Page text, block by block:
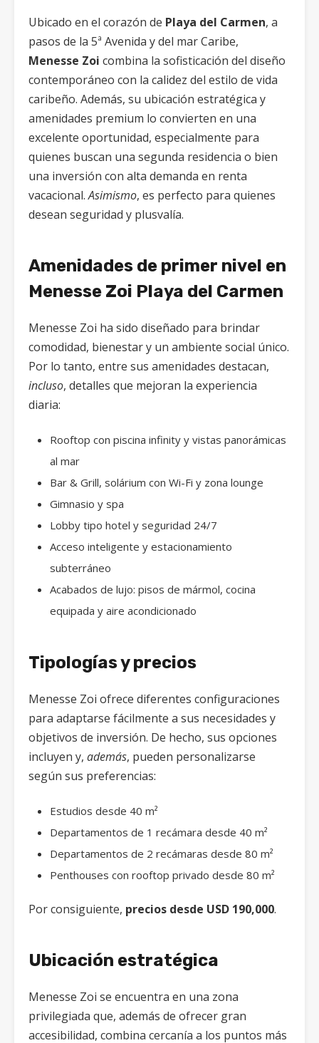
Ubicado en el corazón de Playa del Carmen, a
pasos de la 5ª Avenida y del mar Caribe,
Menesse Zoi combina la sofisticación del diseño
contemporáneo con la calidez del estilo de vida
caribeño. Además, su ubicación estratégica y
amenidades premium lo convierten en una
excelente oportunidad, especialmente para
quienes buscan una segunda residencia o bien
una inversión con alta demanda en renta
vacacional.Asimismo, es perfecto para quienes
desean seguridad y plusvalía.
Amenidades de primer nivel en
Menesse Zoi Playa del Carmen
Menesse Zoi ha sido diseñado para brindar
comodidad, bienestar y un ambiente social único.
Por lo tanto, entre sus amenidades destacan,
incluso, detalles que mejoran la experiencia
diaria:
Rooftop con piscina infinity y vistas panorámicas
al mar
Bar & Grill, solárium con Wi-Fi y zona lounge
Gimnasio y spa
Lobby tipo hotel y seguridad 24/7
Acceso inteligente y estacionamiento
subterráneo
Acabados de lujo: pisos de mármol, cocina
equipada y aire acondicionado
Tipologías y precios
Menesse Zoi ofrece diferentes configuraciones
para adaptarse fácilmente a sus necesidades y
objetivos de inversión. De hecho, sus opciones
incluyen y, además, pueden personalizarse
según sus preferencias:
Estudios desde 40 m²
Departamentos de 1 recámara desde 40 m²
Departamentos de 2 recámaras desde 80 m²
Penthouses con rooftop privado desde 80 m²
Por consiguiente, precios desde USD 190,000.
Ubicación estratégica
Menesse Zoi se encuentra en una zona
privilegiada que, además de ofrecer gran
accesibilidad, combina cercanía a los puntos más